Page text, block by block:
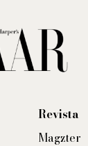
Revista
Magzter